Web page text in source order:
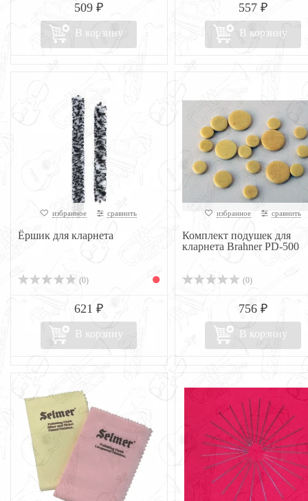
509 ₽
В корзину
557 ₽
В корзину
избранное сравнить
Ёршик для кларнета
(0)
621 ₽
В корзину
избранное сравнить
Комплект подушек для
кларнета Brahner PD-500
(0)
756 ₽
В корзину